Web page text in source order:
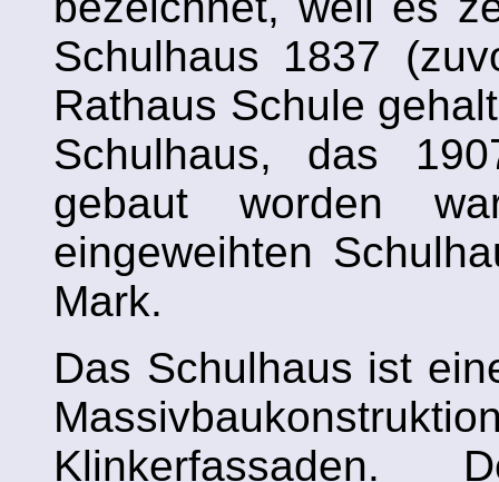
Schulhaus 1837
Rathaus Schule
Schulhaus, das
gebaut worden
eingeweihten
Mark.
Das Schulhaus ist